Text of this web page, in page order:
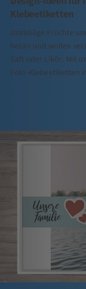
Klebeetiketten
Unzählige Früchte
heran und wollen
Saft oder Likör: Mit
Foto-Klebeetiketten